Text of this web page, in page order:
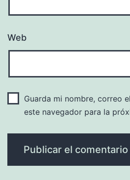
Web
Guarda mi nombre, correo
este navegador para la